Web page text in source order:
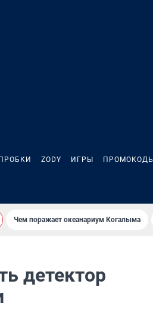
ПРОБКИ ZODY ИГРЫ ПРОМОКОДЫ
Чем поражает океанариум Когалыма
детектор